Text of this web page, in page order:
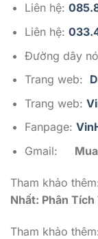
Liên hệ:
Liên hệ:
Đường dây
Trang web:
Trang web:
Fanpage:
Gmail:
Tham khảo
Nhất: Phân Tích
Tham khảo